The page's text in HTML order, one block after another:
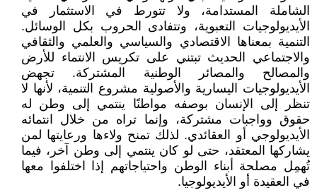
الشاملة المستدامة، ولا تتورط في الاستثمار في
الأيديولوجيات التعبوية، وتتفادى الحروب بكل الوسائل.
التنمية بمعناها الاقتصادي والسياسي والعلمي والثقافي
والاجتماعي الحديث تبتني على تكريس الانتماء للأرض
والمصالح والمصائر الوطنية المشتركة. تجهض
الأيديولوجيات اليسارية والأصولية مشروع التنمية، لأنها لا
تنظر إلى الإنسان بوصفه مواطنًا ينتمي إلى وطن له
حقوق وواجبات مشتركة، وإنما تراه من خلال انتمائه
الأيديولوجي أو العقائدي. لذلك تمنح ولاءها ورعايتها لمن
يشاركها المعتقد، حتى لو كان ينتمي إلى وطن آخر، فيما
تُهمِل مصلحة أبناء الوطن واحتياجاتهم إذا اختلفوا معها
في العقيدة أو الأيديولوجيا.